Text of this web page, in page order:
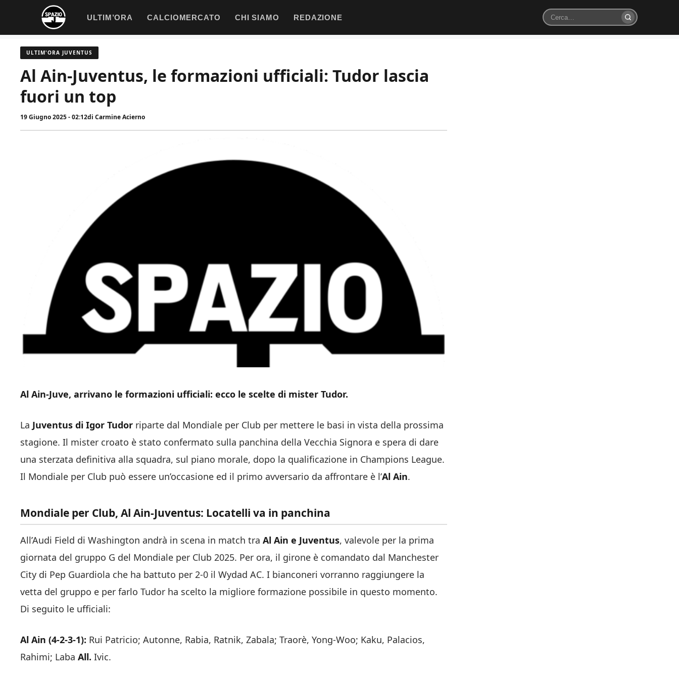
contenuto
ULTIM’ORA CALCIOMERCATO CHI SIAMO REDAZIONE
Cerca
ULTIM'ORA JUVENTUS
Al Ain-Juventus, le formazioni ufficiali: Tudor lascia
fuori un top
19 Giugno 2025 - 02:12di Carmine Acierno
Al Ain-Juve, arrivano le formazioni ufficiali: ecco le scelte di mister Tudor.
La Juventus di Igor Tudor riparte dal Mondiale per Club per mettere le basi in vista della prossima
stagione. Il mister croato è stato confermato sulla panchina della Vecchia Signora e spera di dare
una sterzata definitiva alla squadra, sul piano morale, dopo la qualificazione in Champions League.
Il Mondiale per Club può essere un’occasione ed il primo avversario da affrontare è l’Al Ain.
Mondiale per Club, Al Ain-Juventus: Locatelli va in panchina
All’Audi Field di Washington andrà in scena in match tra Al Ain e Juventus, valevole per la prima
giornata del gruppo G del Mondiale per Club 2025. Per ora, il girone è comandato dal Manchester
City di Pep Guardiola che ha battuto per 2-0 il Wydad AC. I bianconeri vorranno raggiungere la
vetta del gruppo e per farlo Tudor ha scelto la migliore formazione possibile in questo momento.
Di seguito le ufficiali:
Al Ain (4-2-3-1): Rui Patricio; Autonne, Rabia, Ratnik, Zabala; Traorè, Yong-Woo; Kaku, Palacios,
Rahimi; Laba All. Ivic.